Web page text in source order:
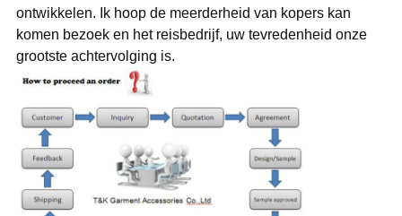
ontwikkelen. Ik hoop de meerderheid van kopers kan
komen bezoek en het reisbedrijf, uw tevredenheid onze
grootste achtervolging is.